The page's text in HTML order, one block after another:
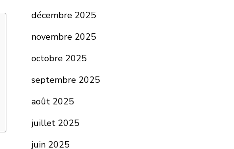
décembre 2025
novembre 2025
octobre 2025
septembre 2025
août 2025
juillet 2025
juin 2025